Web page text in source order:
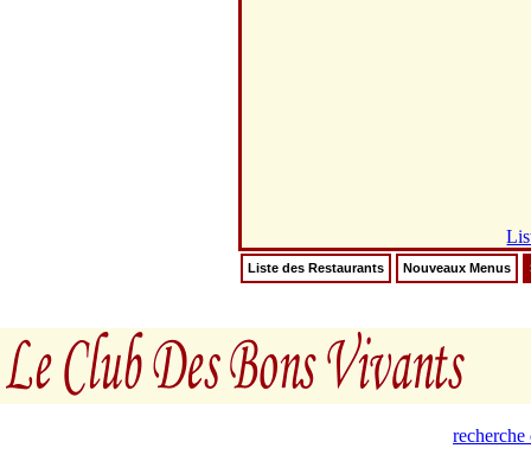
Liste des Restaurants Nouveaux Menus
recherche